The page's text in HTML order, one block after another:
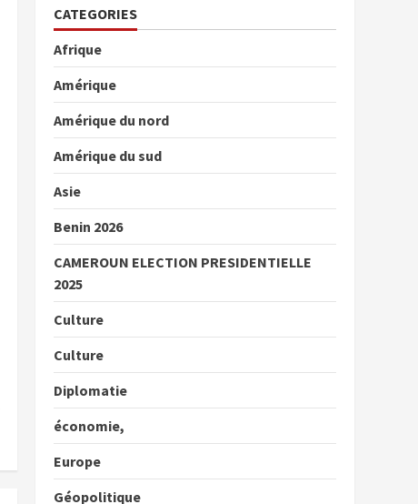
CATEGORIES
Afrique
Amérique
Amérique du nord
Amérique du sud
Asie
Benin 2026
CAMEROUN ELECTION PRESIDENTIELLE
2025
Culture
Culture
Diplomatie
économie,
Europe
Géopolitique